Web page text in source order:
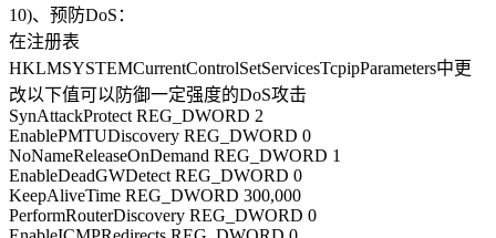
10)、预防DoS：
在注册表
HKLMSYSTEMCurrentControlSetServicesTcpipParameters中更
改以下值可以防御一定强度的DoS攻击
SynAttackProtect REG_DWORD 2
EnablePMTUDiscovery REG_DWORD 0
NoNameReleaseOnDemand REG_DWORD 1
EnableDeadGWDetect REG_DWORD 0
KeepAliveTime REG_DWORD 300,000
PerformRouterDiscovery REG_DWORD 0